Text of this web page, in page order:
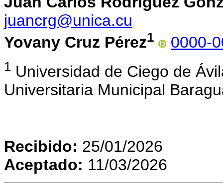
juancrg@unica.cu
Yovany Cruz Pérez1 0000-
1 Universidad de Ciego de
Universitaria Municipal
Recibido: 25/01/2026
Aceptado: 11/03/2026